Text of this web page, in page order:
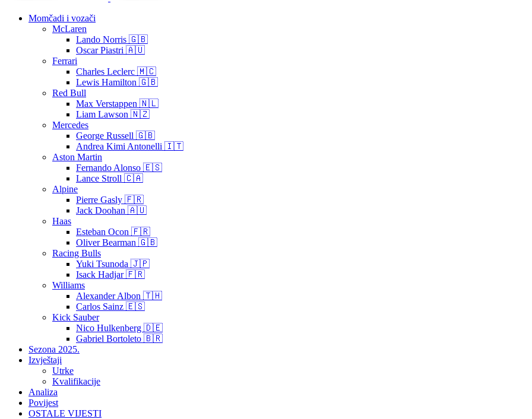
Momčadi i vozači
McLaren
Lando Norris 🇬🇧
Oscar Piastri 🇦🇺
Ferrari
Charles Leclerc 🇲🇨
Lewis Hamilton 🇬🇧
Red Bull
Max Verstappen 🇳🇱
Liam Lawson 🇳🇿
Mercedes
George Russell 🇬🇧
Andrea Kimi Antonelli 🇮🇹
Aston Martin
Fernando Alonso 🇪🇸
Lance Stroll 🇨🇦
Alpine
Pierre Gasly 🇫🇷
Jack Doohan 🇦🇺
Haas
Esteban Ocon 🇫🇷
Oliver Bearman 🇬🇧
Racing Bulls
Yuki Tsunoda 🇯🇵
Isack Hadjar 🇫🇷
Williams
Alexander Albon 🇹🇭
Carlos Sainz 🇪🇸
Kick Sauber
Nico Hulkenberg 🇩🇪
Gabriel Bortoleto 🇧🇷
Sezona 2025.
Izvještaji
Utrke
Kvalifikacije
Analiza
Povijest
OSTALE VIJESTI